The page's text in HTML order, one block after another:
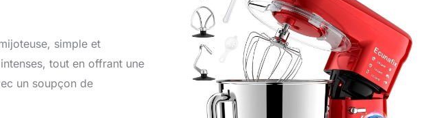
simple et
tout en offrant une
un soupçon de